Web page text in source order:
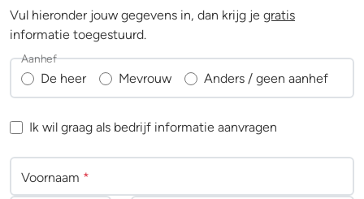
Vul hieronder jouw gegevens in, dan krijg je gratis
informatie toegestuurd.
De heer Mevrouw Anders / geen aanhef
Aanhef
Ik wil graag als bedrijf informatie aanvragen
Voornaam *